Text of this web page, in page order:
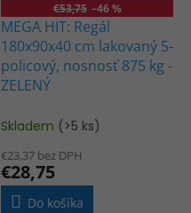
€53,75 –46 %
MEGA HIT: Regál
180x90x40 cm lakovaný 5-
policový, nosnosť 875 kg -
ZELENÝ
Skladem (>5 ks)
€23,37 bez DPH
€28,75
Do košíka